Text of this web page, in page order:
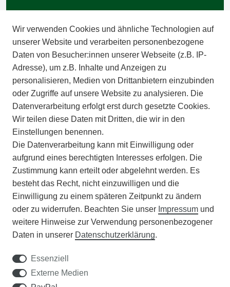
IMPRESSUM
INFORMATIONEN
ZAHLUNGSARTEN
VERSAND
BATTERIEENTSORGUNG
VERANSTALTUNGEN
APOTHEKERSCHRANK
WISSENSWERTES
DER WEG ZUM TRAUMRASEN
Wir verwenden Cookies und ähnliche Technologien auf
unserer Website und verarbeiten personenbezogene
Daten von Besucher:innen unserer Webseite (z.B. IP-
Adresse), um z.B. Inhalte und Anzeigen zu
personalisieren, Medien von Drittanbietern einzubinden
oder Zugriffe auf unsere Website zu analysieren. Die
Datenverarbeitung erfolgt erst durch gesetzte Cookies.
Wir teilen diese Daten mit Dritten, die wir in den
Einstellungen benennen.
Die Datenverarbeitung kann mit Einwilligung oder
aufgrund eines berechtigten Interesses erfolgen. Die
Zustimmung kann erteilt oder abgelehnt werden. Es
besteht das Recht, nicht einzuwilligen und die
Einwilligung zu einem späteren Zeitpunkt zu ändern
oder zu widerrufen. Beachten Sie unser Impressum und
weitere Hinweise zur Verwendung personenbezogener
Daten in unserer Daten­schutz­erklärung.
Essenziell
Externe Medien